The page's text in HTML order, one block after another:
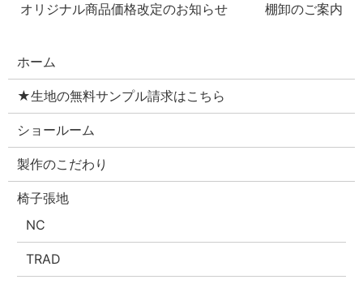
オリジナル商品価格改定のお知らせ 棚卸のご案内
ホーム
★生地の無料サンプル請求はこちら
ショールーム
製作のこだわり
椅子張地
NC
TRAD